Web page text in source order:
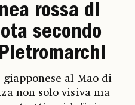
rossa di
secondo
al Mao di
non solo visiva ma